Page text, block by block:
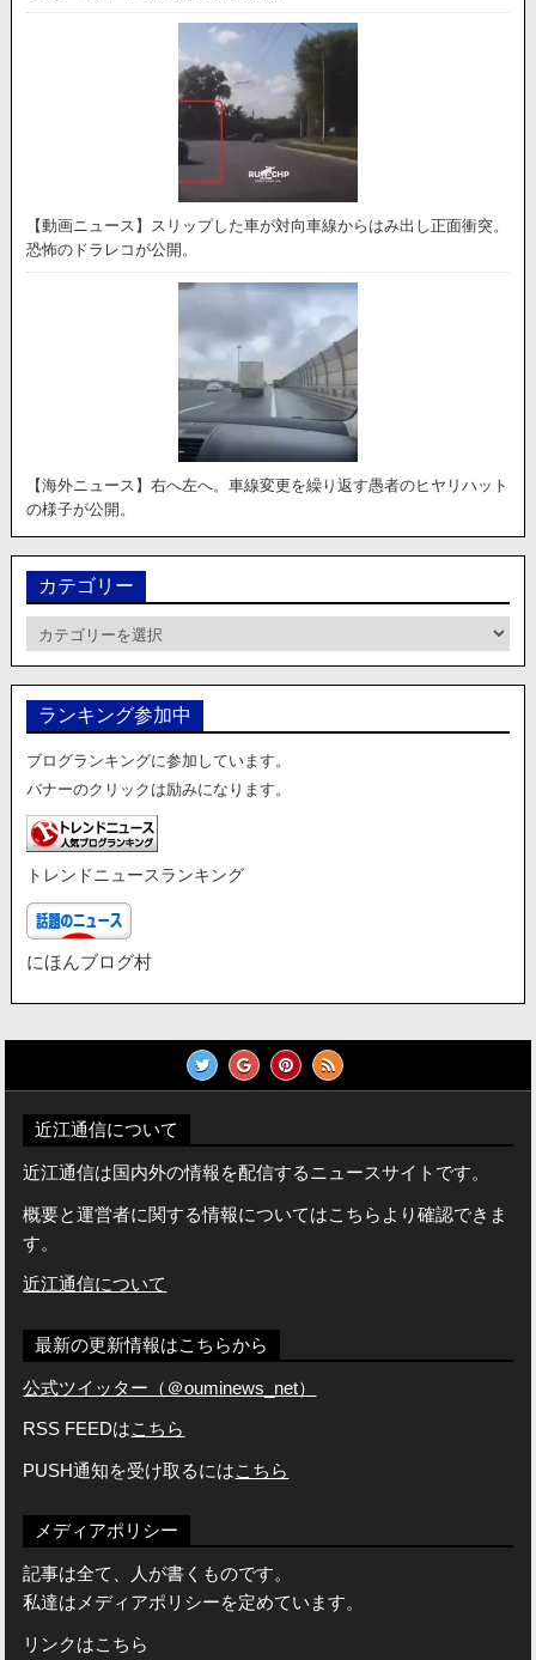
【動画ニュース】スリップした車が対向車線からはみ出し正面衝突。
恐怖のドラレコが公開。
【海外ニュース】右へ左へ。車線変更を繰り返す愚者のヒヤリハット
の様子が公開。
カテゴリー
テ
リ
ランキング参加中
ブログランキングに参加しています。
バナーのクリックは励みになります。
トレンドニュースランキング
にほんブログ村
近江通信について
近江通信は国内外の情報を配信するニュースサイトです。
概要と運営者に関する情報についてはこちらより確認できま
す。
近江通信について
最新の更新情報はこちらから
公式ツイッター（＠ouminews_net）
RSS FEEDはこちら
PUSH通知を受け取るにはこちら
メディアポリシー
記事は全て、人が書くものです。
私達はメディアポリシーを定めています。
リンクはこちら